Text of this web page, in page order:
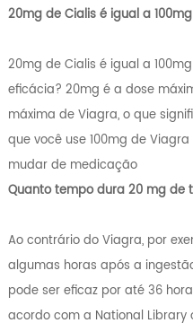
20mg de Cialis é igual a
20mg de Cialis é igual a
eficácia? 20mg é a dose
máxima de Viagra, o que
que você use 100mg de
mudar de medicação
Quanto tempo dura 20 mg de
Ao contrário do Viagra, por
algumas horas após a
pode ser eficaz por até 36
acordo com a National Library